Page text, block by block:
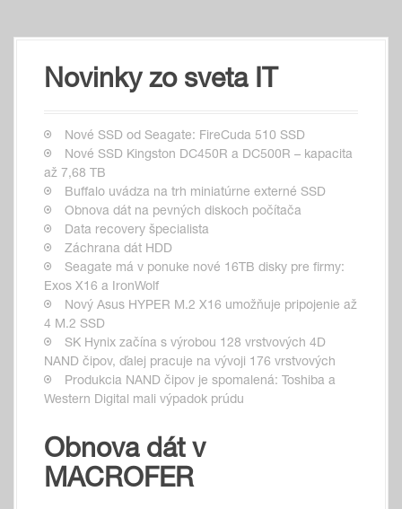
Novinky zo sveta IT
Nové SSD od Seagate: FireCuda 510 SSD
Nové SSD Kingston DC450R a DC500R – kapacita
až 7,68 TB
Buffalo uvádza na trh miniatúrne externé SSD
Obnova dát na pevných diskoch počítača
Data recovery špecialista
Záchrana dát HDD
Seagate má v ponuke nové 16TB disky pre firmy:
Exos X16 a IronWolf
Nový Asus HYPER M.2 X16 umožňuje pripojenie až
4 M.2 SSD
SK Hynix začína s výrobou 128 vrstvových 4D
NAND čipov, ďalej pracuje na vývoji 176 vrstvových
Produkcia NAND čipov je spomalená: Toshiba a
Western Digital mali výpadok prúdu
Obnova dát v
MACROFER